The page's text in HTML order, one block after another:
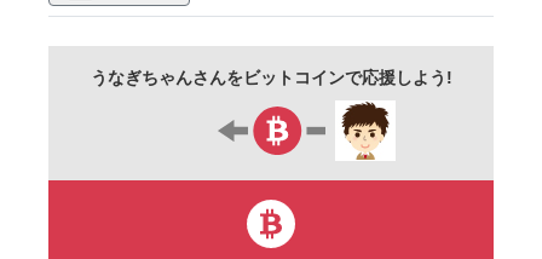
余白 コピースペース 平面 あしらい
うなぎちゃんさんをビットコインで応援しよう!